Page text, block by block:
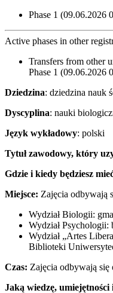
Phase 1 (09.06.2026
Active phases in other
Transfers from other
Phase 1 (09.06.2026
Dziedzina: dziedzina nauk
Dyscyplina: nauki
Język wykładowy: polski
Tytuł zawodowy, który
Gdzie i kiedy będziesz
Miejsce: Zajęcia odbywają
Wydział Biologii:
Wydział
Wydział „Artes
Biblioteki
Czas: Zajęcia odbywają się
Jaką wiedzę,